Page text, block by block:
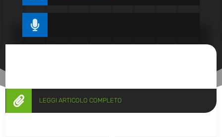

 LEGGI ARTICOLO COMPLETO